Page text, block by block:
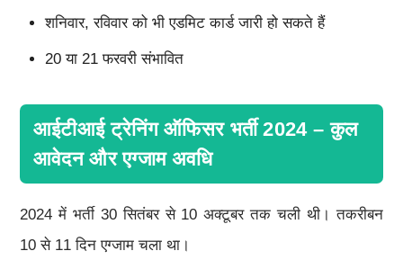
शनिवार, रविवार को भी एडमिट कार्ड जारी हो सकते हैं
20 या 21 फरवरी संभावित
आईटीआई ट्रेनिंग ऑफिसर भर्ती 2024 – कुल
आवेदन और एग्जाम अवधि
2024 में भर्ती 30 सितंबर से 10 अक्टूबर तक चली थी। तकरीबन
10 से 11 दिन एग्जाम चला था।